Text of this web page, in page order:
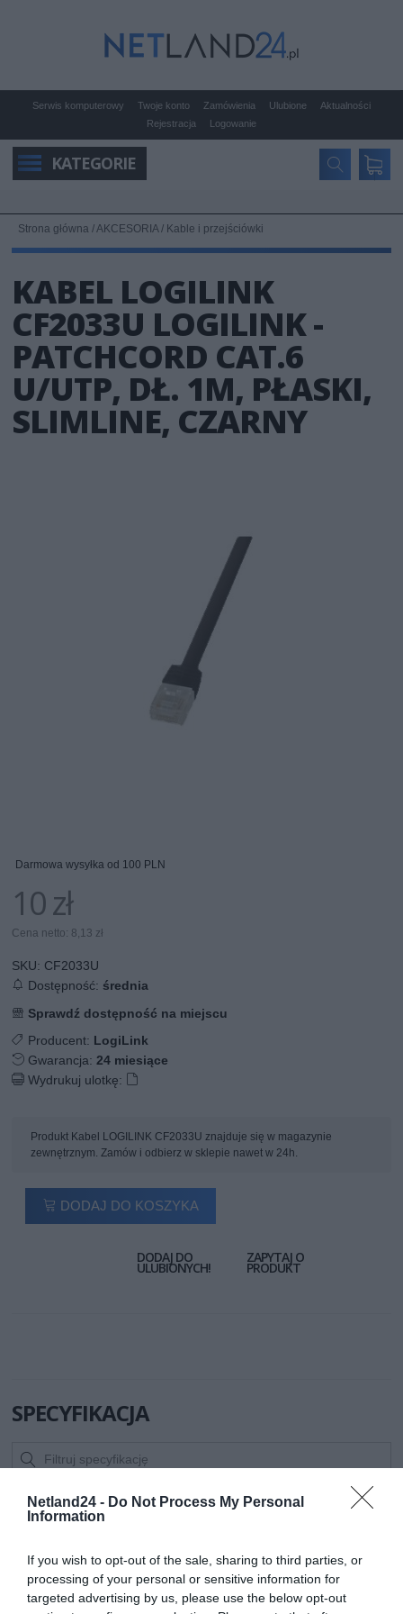
Netland24 - Do Not Process My Personal
Information
If you wish to opt-out of the sale, sharing to third parties, or
processing of your personal or sensitive information for
targeted advertising by us, please use the below opt-out
Serwis komputerowy Twoje konto Zamówienia Ulubione
Aktualności
Rejestracja
Logowanie
KATEGORIE
Strona główna /AKCESORIA/ Kable i przejściówki
KABEL LOGILINK
CF2033U LOGILINK -
PATCHCORD CAT.6
U/UTP, DŁ. 1M, PŁASKI,
SLIMLINE, CZARNY
Darmowa wysyłka od 100 PLN
10 zł
Cena netto: 8,13 zł
SKU: CF2033U
Dostępność: średnia
Sprawdź dostępność na miejscu
Producent: LogiLink
Gwarancja:24 miesiące
Wydrukuj ulotkę:
Produkt Kabel LOGILINK CF2033U znajduje się w magazynie
zewnętrznym. Zamów i odbierz w sklepie nawet w 24h.
DODAJ DO KOSZYKA
DODAJ DO
ULUBIONYCH!
ZAPYTAJ O
PRODUKT
SPECYFIKACJA
Symbol
producenta
CF2033U
Producent LOGILINK
Klasa produktu Kabel sieciowy (patchcord)